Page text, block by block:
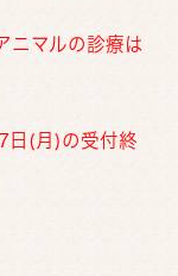
ニマルの診療は
(月)の受付終